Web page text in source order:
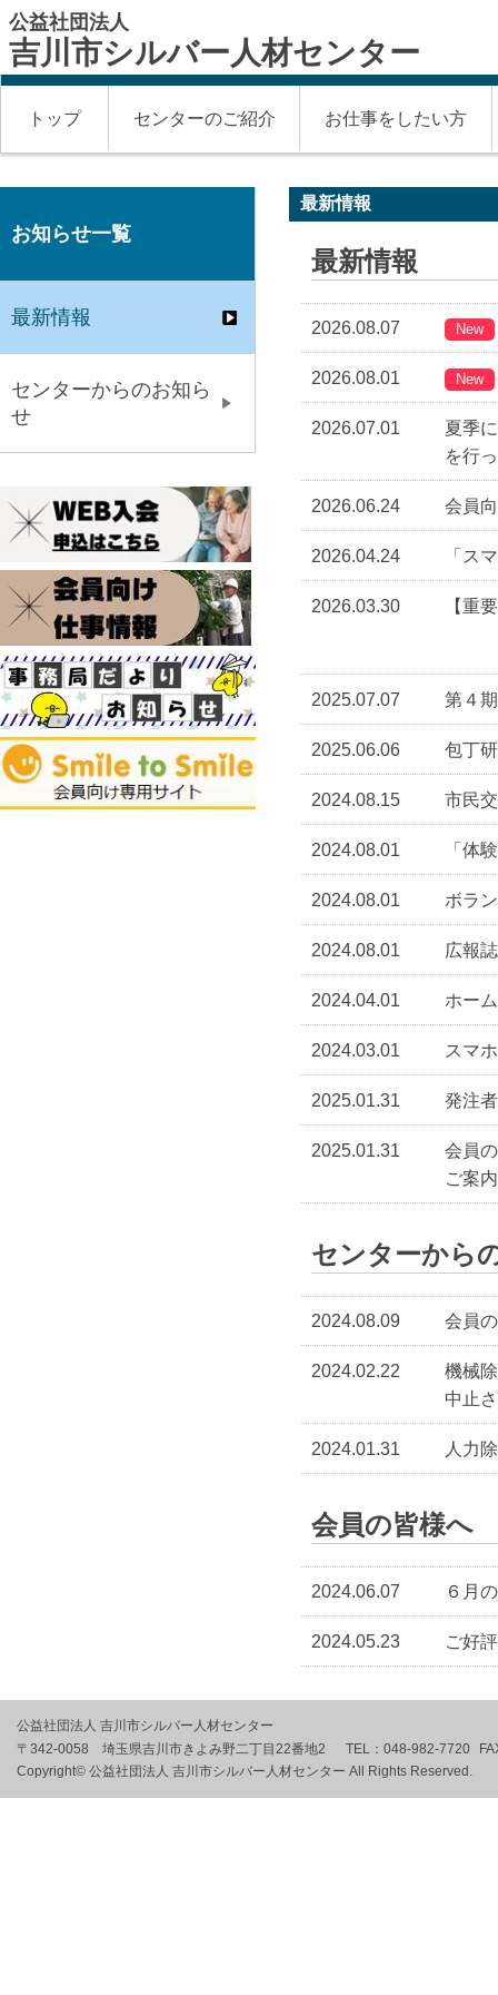
公益社団法人
吉川市シルバー人材センター
トップ センターのご紹介 お仕事をしたい方
最新情報
最新情報
2026.08.07 New
2026.08.01 New
2026.07.01
夏季
を行
2026.06.24 会員
2026.04.24 「ス
2026.03.30 【重
2025.07.07 第４
2025.06.06 包丁
2024.08.15 市民
2024.08.01 「体
2024.08.01 ボラ
2024.08.01 広報
2024.04.01 ホー
2024.03.01 スマ
2025.01.31 発注
2025.01.31
会員
ご案
センターから
2024.08.09 会員
2024.02.22
機械
中止
2024.01.31 人力
会員の皆様へ
2024.06.07 ６月
2024.05.23 ご好
お知らせ一覧
最新情報
センターからのお知ら
せ
公益社団法人 吉川市シルバー人材センター
〒342-0058 埼玉県吉川市きよみ野二丁目22番地2
TEL： 048-982-7720
Copyright© 公益社団法人 吉川市シルバー人材センター All Rights Reserved.